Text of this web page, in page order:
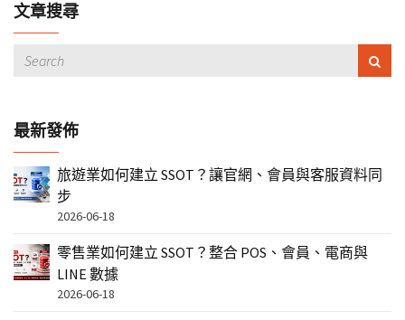
文章搜尋
最新發佈
旅遊業如何建立 SSOT？讓官網、會員與客服資料同
步
2026-06-18
零售業如何建立 SSOT？整合 POS、會員、電商與
LINE 數據
2026-06-18